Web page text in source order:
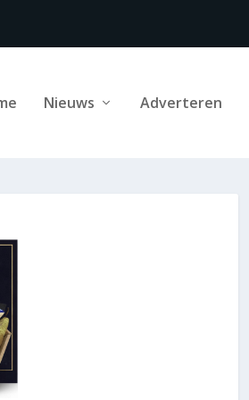
Nieuws Adverteren